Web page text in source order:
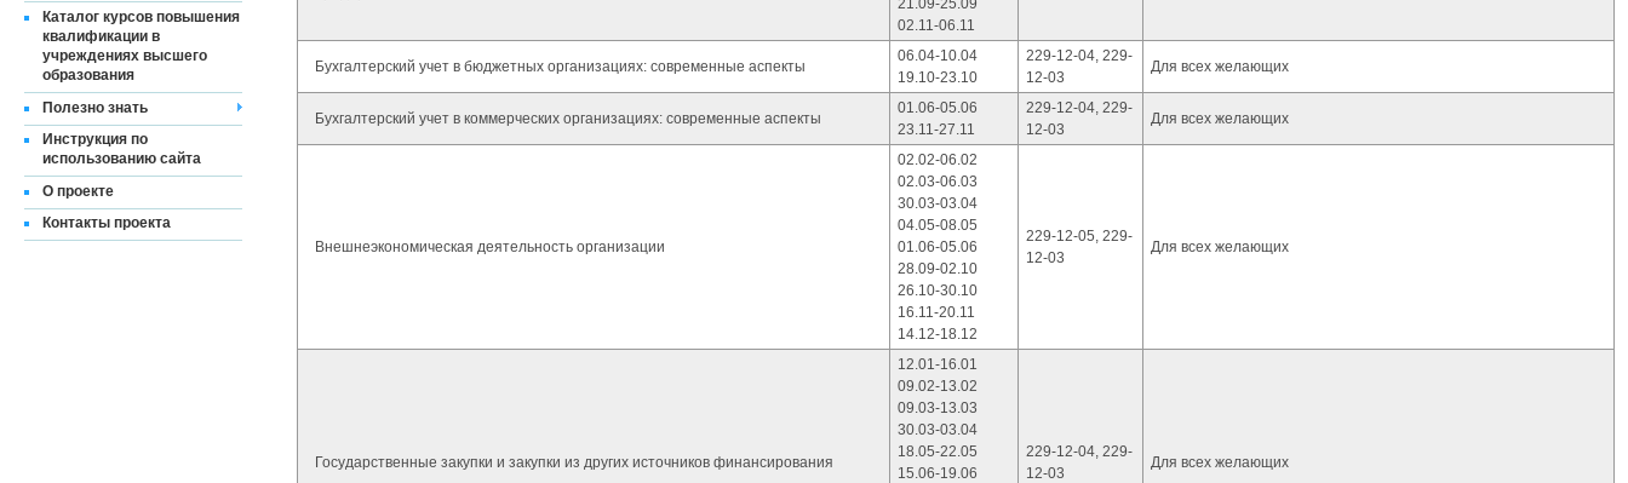
Каталог курсов повышения
квалификации в
учреждениях высшего
образования
Полезно знать
Инструкция по
использованию сайта
О проекте
Контакты проекта
21.09-25.09
02.11-06.11
Бухгалтерский учет в бюджетных организациях: современные аспекты
06.04-10.04
19.10-23.10
229-12-04, 229-
12-03
Для всех желающих
Бухгалтерский учет в коммерческих организациях: современные аспекты
01.06-05.06
23.11-27.11
229-12-04, 229-
12-03
Для всех желающих
Внешнеэкономическая деятельность организации
02.02-06.02
02.03-06.03
30.03-03.04
04.05-08.05
01.06-05.06
28.09-02.10
26.10-30.10
16.11-20.11
14.12-18.12
229-12-05, 229-
12-03
Для всех желающих
Государственные закупки и закупки из других источников финансирования
12.01-16.01
09.02-13.02
09.03-13.03
30.03-03.04
18.05-22.05
15.06-19.06
229-12-04, 229-
12-03
Для всех желающих